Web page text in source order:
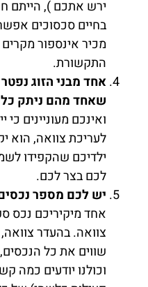
ירש אתכם ), הייתם
בחיים סכסוכים
מכיר אינספור
התקשורת.
אחד מבני הזוג
שאחד מהם ניתק
ואינכם מעוניינים
לעריכת צוואה, הוא
ילדיכם שהקפידו
לכם בצר לכם.
יש לכם מספר
אחד מיקיריכם נכס
צוואה. בהעדר
שווים את כל
וכולנו יודעים כמה